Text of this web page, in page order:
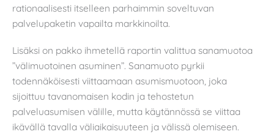
rationaalisesti itselleen parhaimmin soveltuvan
palvelupaketin vapailta markkinoilta.
Lisäksi on pakko ihmetellä raportin valittua sanamuotoa
”välimuotoinen asuminen”. Sanamuoto pyrkii
todennäköisesti viittaamaan asumismuotoon, joka
sijoittuu tavanomaisen kodin ja tehostetun
palveluasumisen välille, mutta käytännössä se viittaa
ikävällä tavalla väliaikaisuuteen ja välissä olemiseen.